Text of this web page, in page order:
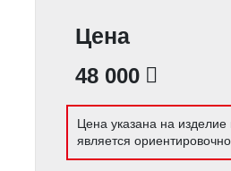
Цена
48 000
Цена указана на
является